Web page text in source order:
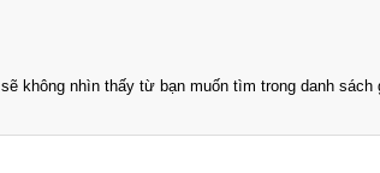
không nhìn thấy từ bạn muốn tìm trong danh